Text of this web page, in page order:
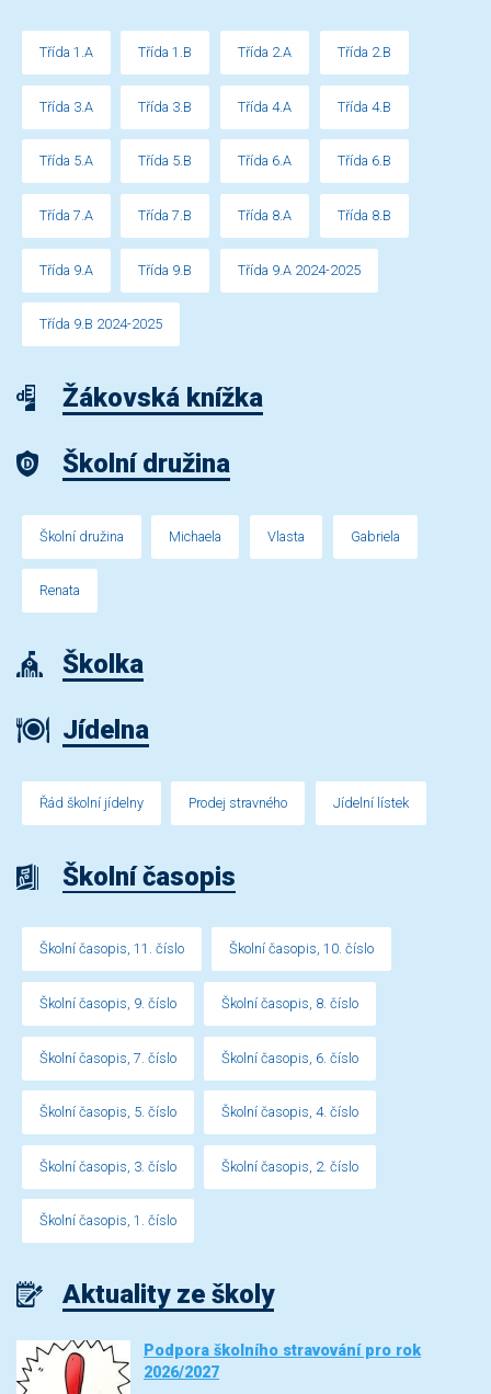
Třída 1.A Třída 1.B Třída 2.A Třída 2.B
Třída 3.A Třída 3.B Třída 4.A Třída 4.B
Třída 5.A Třída 5.B Třída 6.A Třída 6.B
Třída 7.A Třída 7.B Třída 8.A Třída 8.B
Třída 9.A Třída 9.B Třída 9.A 2024-2025
Třída 9.B 2024-2025
Žákovská knížka
Školní družina
Školní družina Michaela Vlasta Gabriela
Renata
Školka
Jídelna
Řád školní jídelny Prodej stravného Jídelní lístek
Školní časopis
Školní časopis, 11. číslo Školní časopis, 10. číslo
Školní časopis, 9. číslo Školní časopis, 8. číslo
Školní časopis, 7. číslo Školní časopis, 6. číslo
Školní časopis, 5. číslo Školní časopis, 4. číslo
Školní časopis, 3. číslo Školní časopis, 2. číslo
Školní časopis, 1. číslo
Aktuality ze školy
Podpora školního stravování pro rok
2026/2027